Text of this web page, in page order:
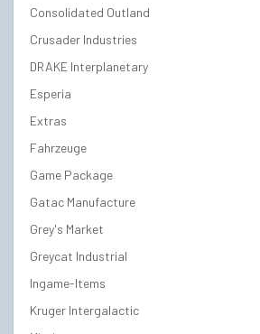
Consolidated Outland
Crusader Industries
DRAKE Interplanetary
Esperia
Extras
Fahrzeuge
Game Package
Gatac Manufacture
Grey's Market
Greycat Industrial
Ingame-Items
Kruger Intergalactic